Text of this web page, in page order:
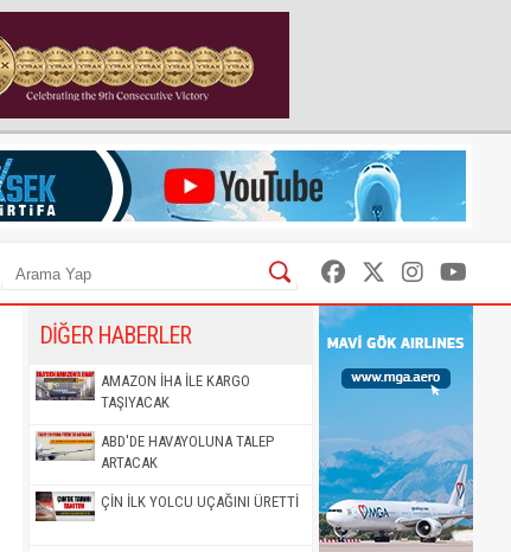
DİĞER HABERLER
AMAZON İHA İLE KARGO
TAŞIYACAK
ABD'DE HAVAYOLUNA TALEP
ARTACAK
ÇİN İLK YOLCU UÇAĞINI ÜRETTİ